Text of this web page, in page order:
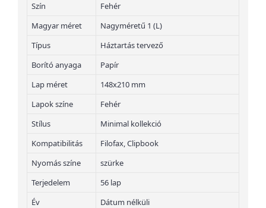
Szín
Fehér
Magyar méret
Nagyméretű 1 (L)
Típus
Háztartás tervező
Borító anyaga
Papír
Lap méret
148x210 mm
Lapok színe
Fehér
Stílus
Minimal kollekció
Kompatibilitás
Filofax, Clipbook
Nyomás színe
szürke
Terjedelem
56 lap
Év
Dátum nélküli